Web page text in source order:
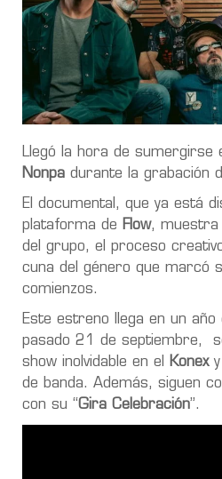
Llegó la hora de sumergirse
Nonpa durante la grabación
El documental, que ya está
plataforma de Flow, muestra
del grupo, el proceso
cuna del género que marcó
comienzos.
Este estreno llega en un año
pasado 21 de septiembre,
show inolvidable en el
Konexy
de banda. Además, siguen
con su “Gira Celebración”.